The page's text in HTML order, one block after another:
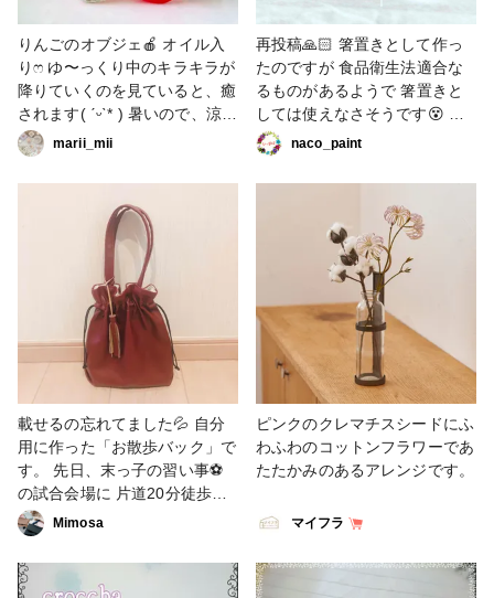
りんごのオブジェ🍎 オイル入
りෆ ゆ〜っくり中のキラキラが
降りていくのを見ていると、癒
されます( ˊᵕˋ* ) 暑いので、涼を
求めて雪の結晶を入れてみまし
た❅ #レジン作品夏のコンテス
ト #雑貨
marii_mii
再投稿🙏🏻 箸置きとして作っ
たのですが 食品衛生法適合な
るものがあるようで 箸置きと
しては使えなさそうです😵 軽
めのペーパーウエイトや ちょ
っとしたインテリア雑貨として
の 作品になりました🫣 #秋の
作品コンテスト2022 #レジ
ン #雑貨 #秋 #紅葉
naco_paint
載せるの忘れてました💦 自分
用に作った「お散歩バック」で
す。 先日、末っ子の習い事⚽
の試合会場に 片道20分徒歩で
行ったのですが、 このバック
が大活躍✨ ポイントは大きめ
に作った タッセルです🤗 小さ
めなバックなので長財布を入れ
Mimosa
ピンクのクレマチスシードにふ
わふわのコットンフラワーであ
たたかみのあるアレンジです。
マイフラ